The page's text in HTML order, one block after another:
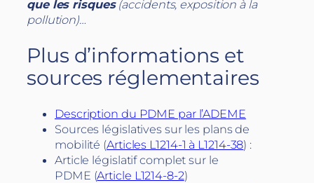
que les risques(accidents, exposition à la
pollution)…
Plus d’informations et
sources réglementaires
Description du PDME par l’ADEME
Sources législatives sur les plans de
mobilité (Articles L1214-1 à L1214-38) :
Article législatif complet sur le
PDME (Article L1214-8-2)